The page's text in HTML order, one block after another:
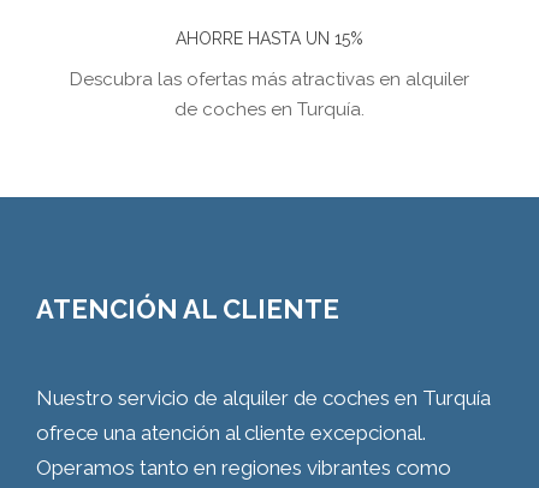
AHORRE HASTA UN 15%
Descubra las ofertas más atractivas en alquiler
de coches en Turquía.
ATENCIÓN AL CLIENTE
Nuestro servicio de alquiler de coches en Turquía
ofrece una atención al cliente excepcional.
Operamos tanto en regiones vibrantes como